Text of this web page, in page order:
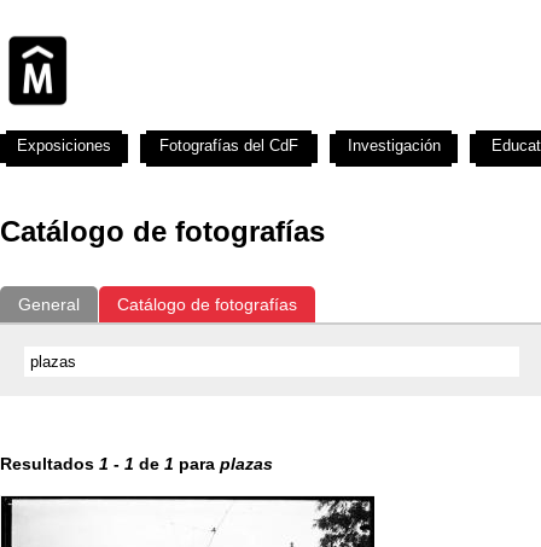
Catálogo de fotografías
General Catálogo de fotografías
Resultados 1 - 1 de 1 para plazas
Exposiciones Fotografías del CdF Investigación